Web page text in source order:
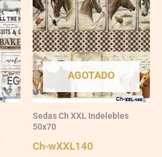
AGOTADO
Sedas Ch XXL Indelebles
50x70
Ch-wXXL140